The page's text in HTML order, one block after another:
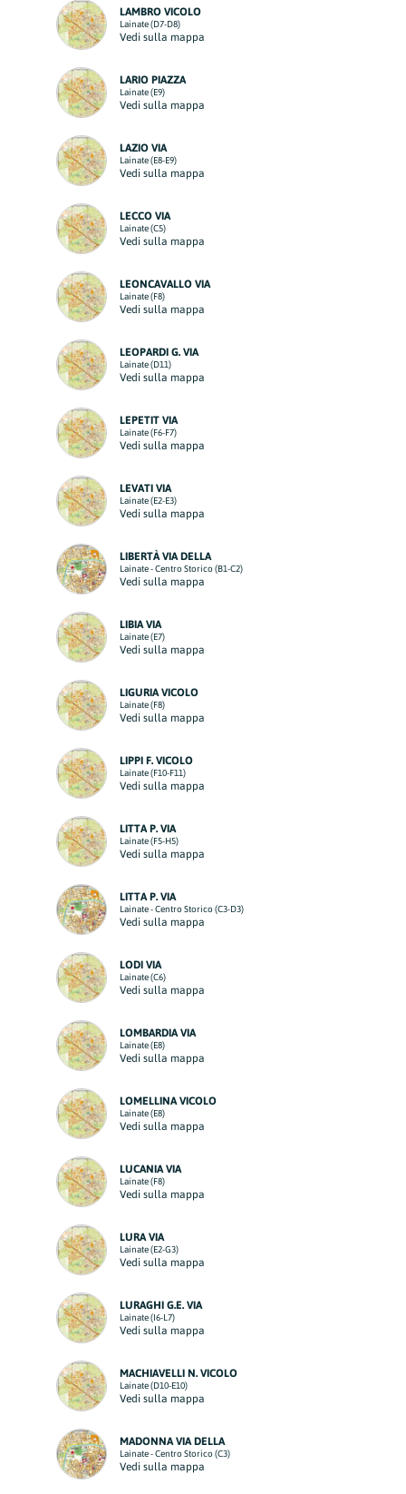
LAMBRO VICOLO
Lainate (D7-D8)
Vedi sulla mappa
LARIO PIAZZA
Lainate (E9)
Vedi sulla mappa
LAZIO VIA
Lainate (E8-E9)
Vedi sulla mappa
LECCO VIA
Lainate (C5)
Vedi sulla mappa
LEONCAVALLO VIA
Lainate (F8)
Vedi sulla mappa
LEOPARDI G. VIA
Lainate (D11)
Vedi sulla mappa
LEPETIT VIA
Lainate (F6-F7)
Vedi sulla mappa
LEVATI VIA
Lainate (E2-E3)
Vedi sulla mappa
LIBERTÀ VIA DELLA
Lainate - Centro Storico (B1-C2)
Vedi sulla mappa
LIBIA VIA
Lainate (E7)
Vedi sulla mappa
LIGURIA VICOLO
Lainate (F8)
Vedi sulla mappa
LIPPI F. VICOLO
Lainate (F10-F11)
Vedi sulla mappa
LITTA P. VIA
Lainate (F5-H5)
Vedi sulla mappa
LITTA P. VIA
Lainate - Centro Storico (C3-D3)
Vedi sulla mappa
LODI VIA
Lainate (C6)
Vedi sulla mappa
LOMBARDIA VIA
Lainate (E8)
Vedi sulla mappa
LOMELLINA VICOLO
Lainate (E8)
Vedi sulla mappa
LUCANIA VIA
Lainate (F8)
Vedi sulla mappa
LURA VIA
Lainate (E2-G3)
Vedi sulla mappa
LURAGHI G.E. VIA
Lainate (I6-L7)
Vedi sulla mappa
MACHIAVELLI N. VICOLO
Lainate (D10-E10)
Vedi sulla mappa
MADONNA VIA DELLA
Lainate - Centro Storico (C3)
Vedi sulla mappa